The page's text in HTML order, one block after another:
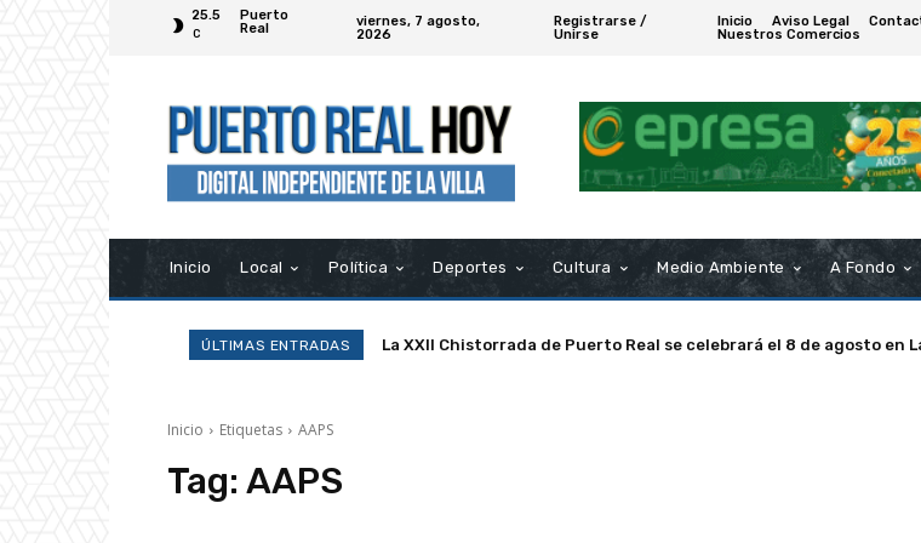
25.5
C
Puerto
Real
viernes, 7 agosto,
2026
Registrarse /
Unirse
Inicio Aviso Legal
Nuestros Comercios
Inicio Local Política Deportes Cultura Medio Ambiente A Fondo
ÚLTIMAS ENTRADAS La XXII Chistorrada de Puerto Real se celebrará el 8 de agosto en
Inicio Etiquetas AAPS
Tag: AAPS